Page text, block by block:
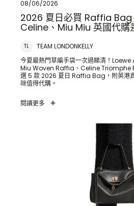
08/06/2026
2026 夏日必買 Raffia
Celine、Miu Miu 英國代購
TL
TEAM LONDONKELLY
今夏最熱門草編手袋一次過睇清！
Miu Woven Raffia、Celine Triomphe
選 5 款 2026 夏日 Raffia Bag，附英港
咪值得代購。
閱讀更多
明星人手一個——Balenciaga Rodeo